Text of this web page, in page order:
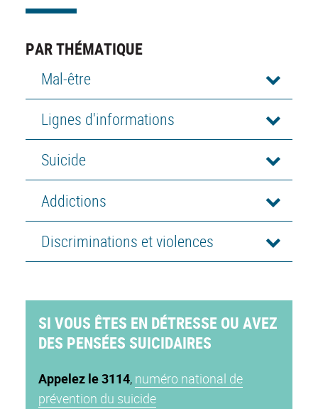
PAR THÉMATIQUE
Mal-être
Lignes d'informations
Suicide
Addictions
Discriminations et violences
SI VOUS ÊTES EN DÉTRESSE OU AVEZ
DES PENSÉES SUICIDAIRES
Appelez le 3114, numéro national de
prévention du suicide